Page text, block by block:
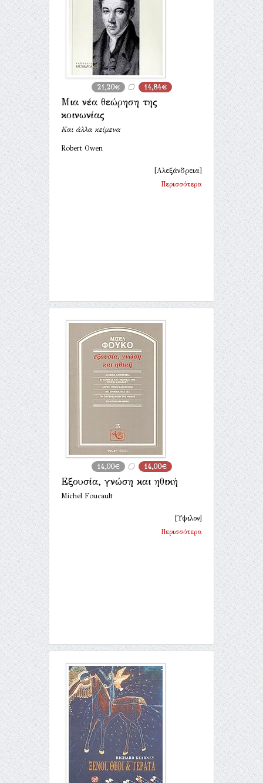
21,20€ 14,84€
Μια νέα θεώρηση της
κοινωνίας
Και άλλα κείμενα
Robert Owen
[Αλεξάνδρεια]
Περισσότερα
14,00€ 14,00€
Εξουσία, γνώση και ηθική
Michel Foucault
[Ύψιλον]
Περισσότερα